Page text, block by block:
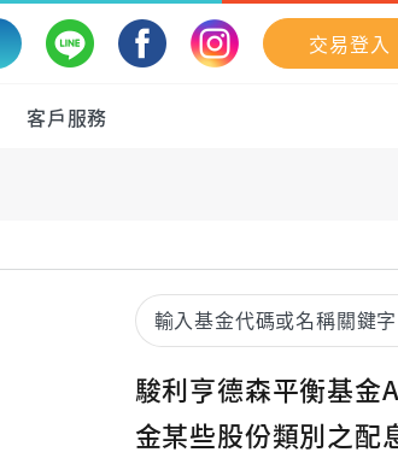
交易登入
客戶服務
駿利亨德森平衡基金
金某些股份類別之配